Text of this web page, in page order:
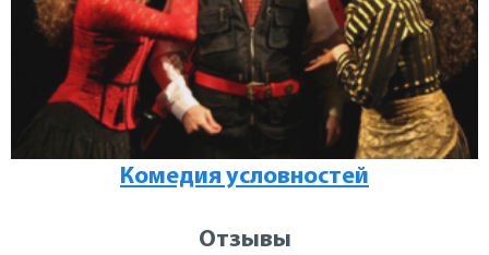
Комедия условностей
Отзывы